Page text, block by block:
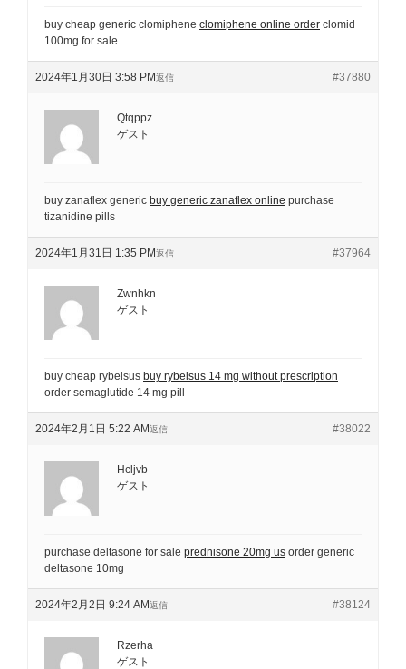
buy cheap generic clomiphene clomiphene online order clomid
100mg for sale
2024年1月30日 3:58 PM #37880
返信
Qtqppz
ゲスト
buy zanaflex generic buy generic zanaflex online purchase
tizanidine pills
2024年1月31日 1:35 PM #37964
返信
Zwnhkn
ゲスト
buy cheap rybelsus buy rybelsus 14 mg without prescription
order semaglutide 14 mg pill
2024年2月1日 5:22 AM #38022
返信
Hcljvb
ゲスト
purchase deltasone for sale prednisone 20mg us order generic
deltasone 10mg
2024年2月2日 9:24 AM #38124
返信
Rzerha
ゲスト